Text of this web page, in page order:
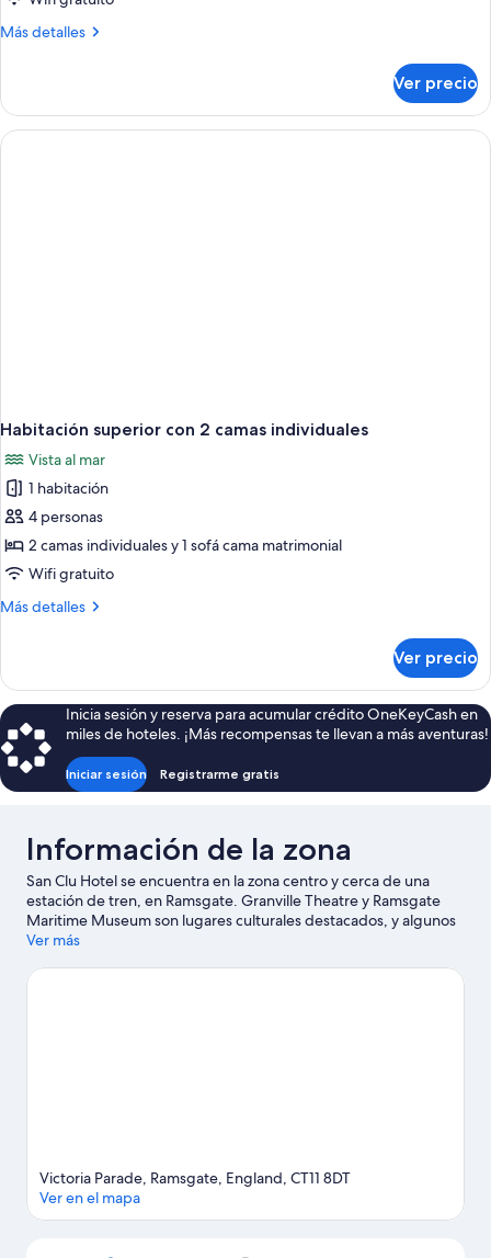
individual
Más detalles
Más
individual
básica
Ver precio
Habitación superior con 2 camas individuales
Vista al mar
1 habitación
4 personas
2 camas individuales y 1 sofá cama matrimonial
Wifi gratuito
Más detalles
Más
superior
con
2
camas
individuales
Ver precio
Inicia sesión y reserva para acumular crédito OneKeyCash en
miles de hoteles. ¡Más recompensas te llevan a más aventuras!
Iniciar sesión Registrarme gratis
Información de la zona
San Clu Hotel se encuentra en la zona centro y cerca de una
estación de tren, en Ramsgate. Granville Theatre y Ramsgate
Maritime Museum son lugares culturales destacados, y algunos
de los lugares cercanos donde se pueden hacer actividades
de Ramsgate. ¿Quieres asistir a un evento o partido mientras
Ver más
Victoria Parade, Ramsgate, England, CT11 8DT
Ver en el mapa